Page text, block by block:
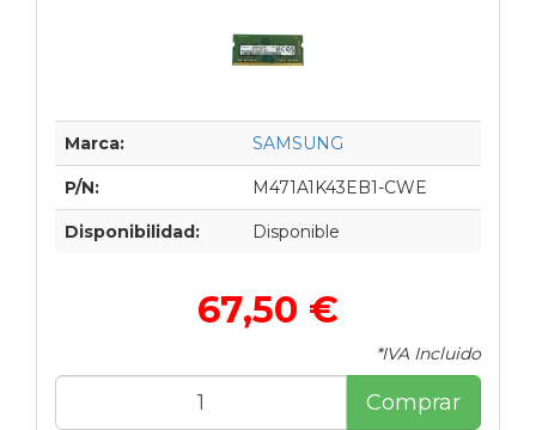
Marca: SAMSUNG
P/N: M471A1K43EB1-CWE
Disponibilidad: Disponible
67,50 €
*IVA Incluido
Comprar